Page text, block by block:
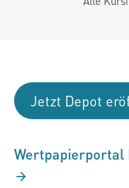
Jetzt Depot
Wertpapierportal